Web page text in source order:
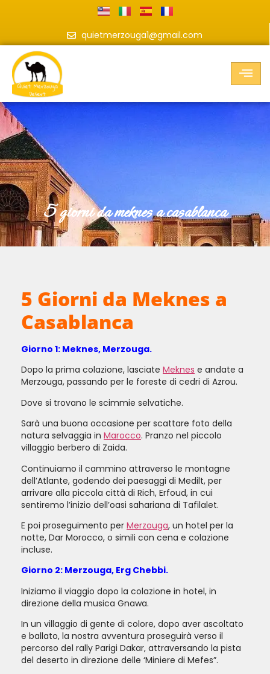
quietmerzouga1@gmail.com
5 giorni da meknes a casablanca
5 Giorni da Meknes a
Casablanca
Giorno 1: Meknes, Merzouga.
Dopo la prima colazione, lasciate Meknes e andate a
Merzouga, passando per le foreste di cedri di Azrou.
Dove si trovano le scimmie selvatiche.
Sarà una buona occasione per scattare foto della
natura selvaggia in Marocco. Pranzo nel piccolo
villaggio berbero di Zaida.
Continuiamo il cammino attraverso le montagne
dell’Atlante, godendo dei paesaggi di Medilt, per
arrivare alla piccola città di Rich, Erfoud, in cui
sentiremo l’inizio dell’oasi sahariana di Tafilalet.
E poi proseguimento per Merzouga, un hotel per la
notte, Dar Morocco, o simili con cena e colazione
incluse.
Giorno 2: Merzouga, Erg Chebbi.
Iniziamo il viaggio dopo la colazione in hotel, in
direzione della musica Gnawa.
In un villaggio di gente di colore, dopo aver ascoltato
e ballato, la nostra avventura proseguirà verso il
percorso del rally Parigi Dakar, attraversando la pista
del deserto in direzione delle ‘Miniere di Mefes”.